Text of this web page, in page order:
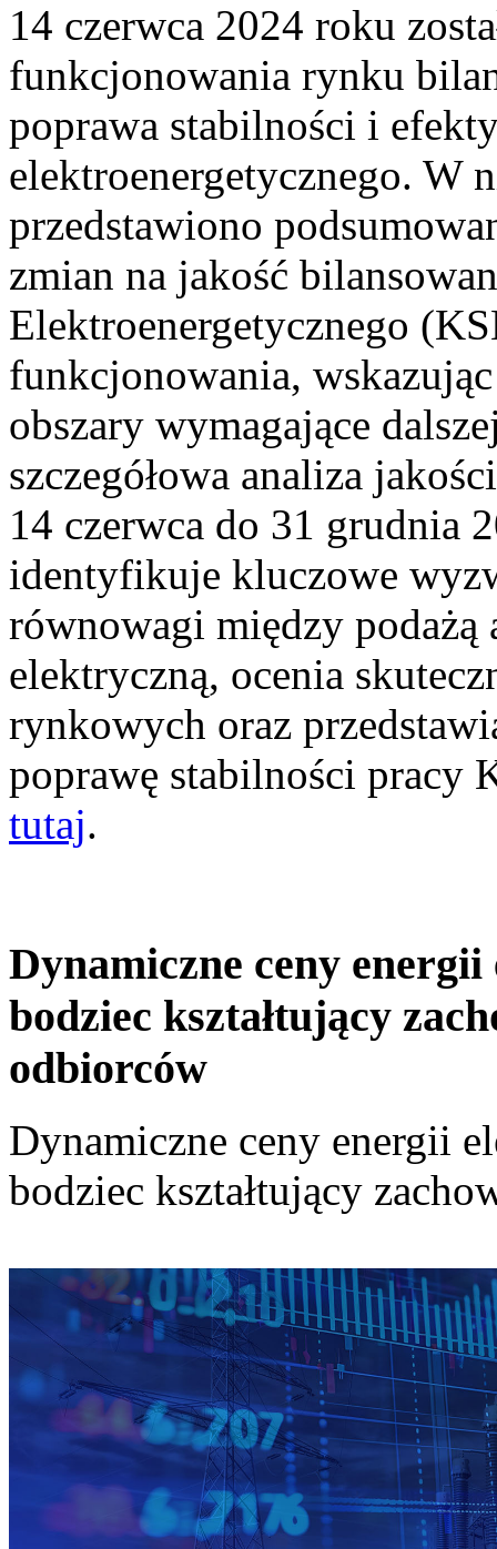
14 czerwca 2024 roku
funkcjonowania rynku
poprawa stabilności i
elektroenergetycznego. W
przedstawiono
zmian na jakość
Elektroenergetycznego
funkcjonowania,
obszary wymagające
szczegółowa analiza
14 czerwca do 31 grudnia
identyfikuje kluczowe
równowagi między podażą
elektryczną, ocenia
rynkowych oraz
poprawę stabilności pracy
tutaj.
Dynamiczne ceny
bodziec kształtujący
odbiorców
Dynamiczne ceny energii
bodziec kształtujący